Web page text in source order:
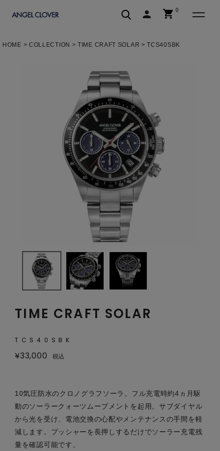
エンジェルクローバー | ANGEL
person shopping_cart 0
HOME COLLECTION TIME CRAFT SOLAR TCS40SBK
TIME CRAFT SOLAR
TCS40SBK
¥33,000 税込
10気圧防水のクロノグラフソーラ。フル充電時約4ヵ月駆
動のソーラークォーツムーブメントを起用。サブダイヤル
から光を受け、電池交換の心配やメンテナンスの手間を軽
減します。プッシャーを長押しするだけでソーラー充電残
量を確認可能です。